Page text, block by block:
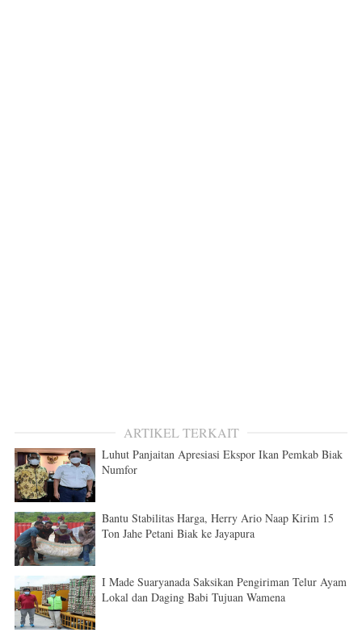
ARTIKEL TERKAIT
Luhut Panjaitan Apresiasi Ekspor Ikan Pemkab Biak
Numfor
Bantu Stabilitas Harga, Herry Ario Naap Kirim 15
Ton Jahe Petani Biak ke Jayapura
I Made Suaryanada Saksikan Pengiriman Telur Ayam
Lokal dan Daging Babi Tujuan Wamena